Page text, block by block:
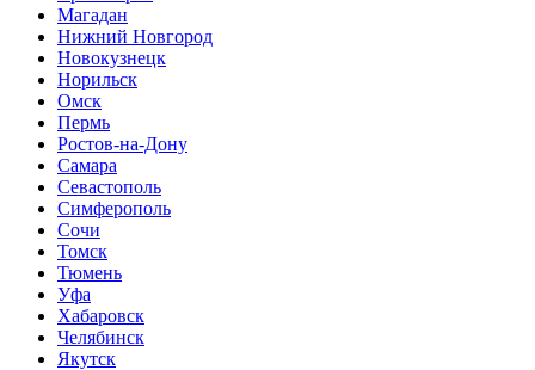
Магадан
Нижний Новгород
Новокузнецк
Норильск
Омск
Пермь
Ростов-на-Дону
Самара
Севастополь
Симферополь
Сочи
Томск
Тюмень
Уфа
Хабаровск
Челябинск
Якутск